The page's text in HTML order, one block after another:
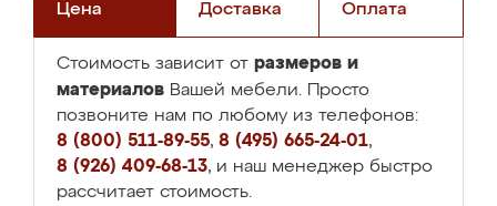
Цена Доставка Оплата
Стоимость зависит от размеров и
материалов Вашей мебели. Просто
позвоните нам по любому из телефонов:
8 (800) 511-89-55, 8 (495) 665-24-01,
8 (926) 409-68-13, и наш менеджер быстро
рассчитает стоимость.